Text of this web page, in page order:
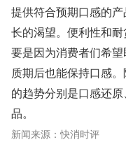
提供符合预期口感的
长的渴望。便利性和
要是因为消费者们希
质期后也能保持口感
的趋势分别是口感还
品。
新闻来源：快消时评